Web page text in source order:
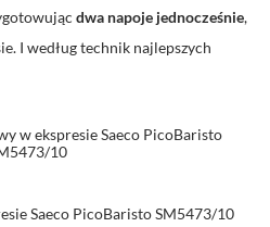
dwa napoje jednocześnie,
I według technik najlepszych